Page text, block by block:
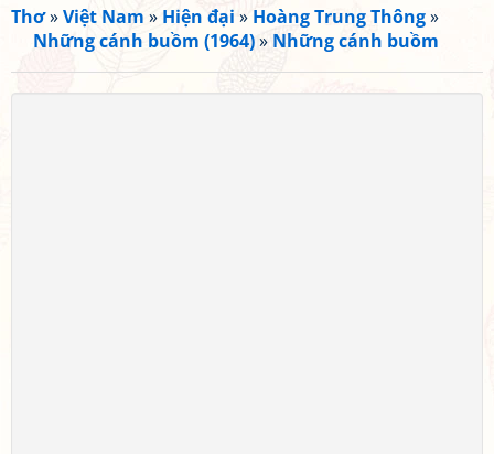
Thơ»Việt Nam » Hiện đại » Hoàng Trung Thông»
Những cánh buồm (1964)» Những cánh buồm